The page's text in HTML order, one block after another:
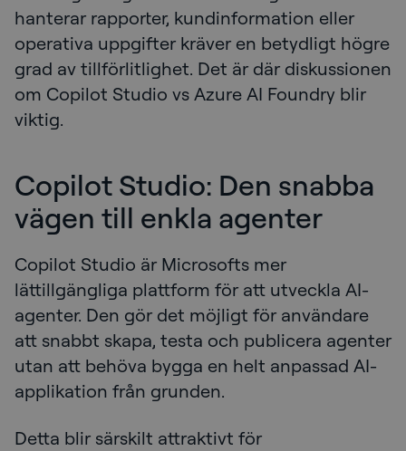
hanterar rapporter, kundinformation eller
operativa uppgifter kräver en betydligt högre
grad av tillförlitlighet. Det är där diskussionen
om Copilot Studio vs Azure AI Foundry blir
viktig.
Copilot Studio: Den snabba
vägen till enkla agenter
Copilot Studio är Microsofts mer
lättillgängliga plattform för att utveckla AI-
agenter. Den gör det möjligt för användare
att snabbt skapa, testa och publicera agenter
utan att behöva bygga en helt anpassad AI-
applikation från grunden.
Detta blir särskilt attraktivt för